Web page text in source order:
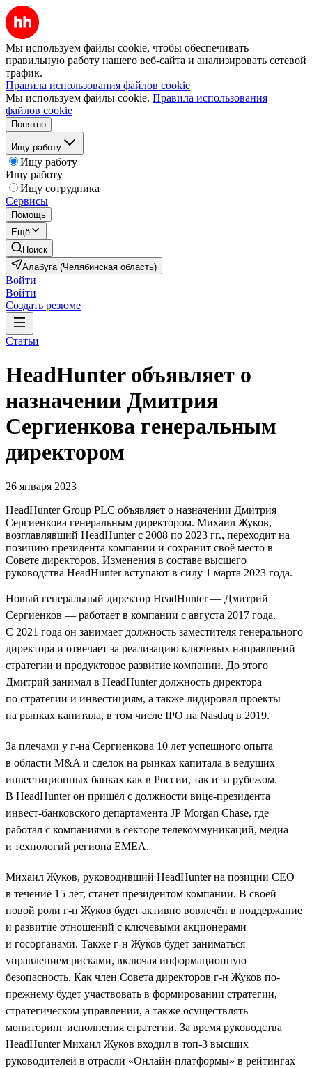
Мы используем файлы cookie, чтобы обеспечивать
правильную работу нашего веб-сайта и анализировать сетевой
трафик.
Правила использования файлов cookie
Мы используем файлы cookie. Правила использования
файлов cookie
Понятно
Ищу работу
Ищу работу
Ищу работу
Ищу сотрудника
Сервисы
Помощь
Ещё
Поиск
Алабуга (Челябинская область)
Войти
Войти
Создать резюме
Статьи
HeadHunter объявляет о
назначении Дмитрия
Сергиенкова генеральным
директором
26 января 2023
HeadHunter Group PLC объявляет о назначении Дмитрия
Сергиенкова генеральным директором. Михаил Жуков,
возглавлявший HeadHunter с 2008 по 2023 гг., переходит на
позицию президента компании и сохранит своё место в
Совете директоров. Изменения в составе высшего
руководства HeadHunter вступают в силу 1 марта 2023 года.
Новый генеральный директор HeadHunter — Дмитрий
Сергиенков — работает в компании с августа 2017 года.
C 2021 года он занимает должность заместителя генерального
директора и отвечает за реализацию ключевых направлений
стратегии и продуктовое развитие компании. До этого
Дмитрий занимал в HeadHunter должность директора
по стратегии и инвестициям, а также лидировал проекты
на рынках капитала, в том числе IPO на Nasdaq в 2019.
За плечами у г-на Сергиенкова 10 лет успешного опыта
в области M&A и сделок на рынках капитала в ведущих
инвестиционных банках как в России, так и за рубежом.
В HeadHunter он пришёл с должности вице-президента
инвест-банковского департамента JP Morgan Chase, где
работал с компаниями в секторе телекоммуникаций, медиа
и технологий региона EMEA.
Михаил Жуков, руководивший HeadHunter на позиции CEO
в течение 15 лет, станет президентом компании. В своей
новой роли г-н Жуков будет активно вовлечён в поддержание
и развитие отношений с ключевыми акционерами
и госорганами. Также г-н Жуков будет заниматься
управлением рисками, включая информационную
безопасность. Как член Совета директоров г-н Жуков по-
прежнему будет участвовать в формировании стратегии,
стратегическом управлении, а также осуществлять
мониторинг исполнения стратегии. За время руководства
HeadHunter Михаил Жуков входил в топ-3 высших
руководителей в отрасли «Онлайн-платформы» в рейтингах